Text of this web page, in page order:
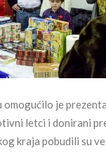
omogućilo je
letci i donirani
kraja pobudili su